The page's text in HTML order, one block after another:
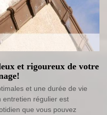
et rigoureux de votre
et une durée de vie
entretien régulier est
que vous pouvez